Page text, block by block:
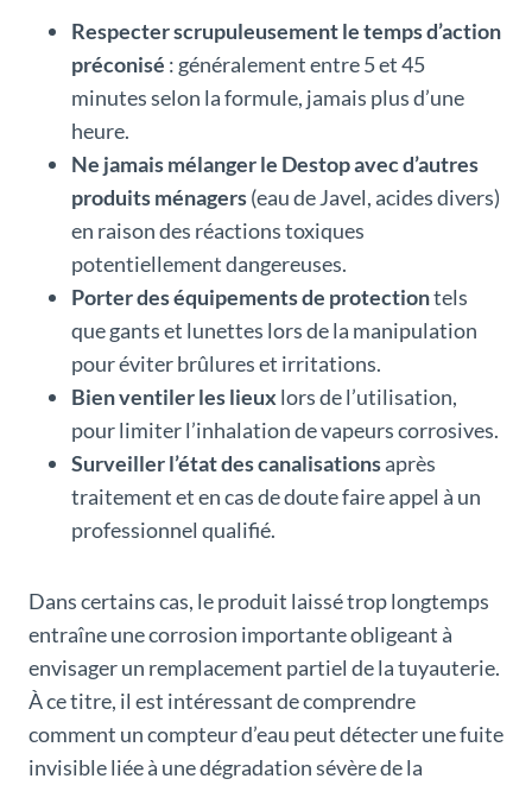
Respecter scrupuleusement le temps d’action
préconisé : généralement entre 5 et 45
minutes selon la formule, jamais plus d’une
heure.
Ne jamais mélanger le Destop avec d’autres
produits ménagers(eau de Javel, acides divers)
en raison des réactions toxiques
potentiellement dangereuses.
Porter des équipements de protectiontels
que gants et lunettes lors de la manipulation
pour éviter brûlures et irritations.
Bien ventiler les lieux lors de l’utilisation,
pour limiter l’inhalation de vapeurs corrosives.
Surveiller l’état des canalisationsaprès
traitement et en cas de doute faire appel à un
professionnel qualifié.
Dans certains cas, le produit laissé trop longtemps
entraîne une corrosion importante obligeant à
envisager un remplacement partiel de la tuyauterie.
À ce titre, il est intéressant de comprendre
comment un compteur d’eau peut détecter une fuite
invisible liée à une dégradation sévère de la